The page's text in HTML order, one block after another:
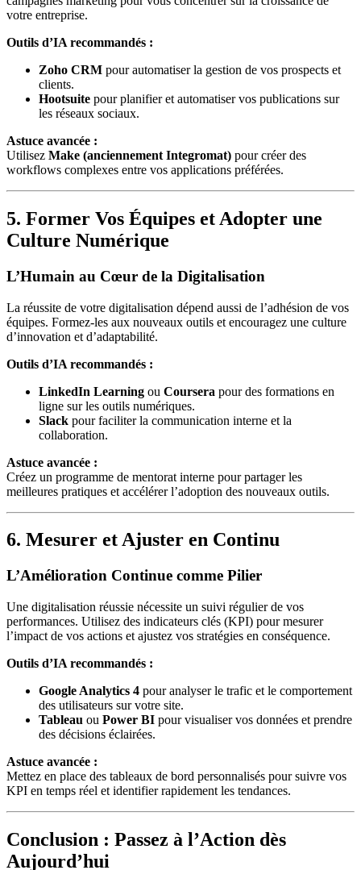
votre entreprise.
Outils d’IA recommandés :
Zoho CRM pour automatiser la gestion de vos prospects et
clients.
Hootsuite pour planifier et automatiser vos publications sur
les réseaux sociaux.
Astuce avancée :
Utilisez Make (anciennement Integromat) pour créer des
workflows complexes entre vos applications préférées.
5. Former Vos Équipes et Adopter une
Culture Numérique
L’Humain au Cœur de la Digitalisation
La réussite de votre digitalisation dépend aussi de l’adhésion de vos
équipes. Formez-les aux nouveaux outils et encouragez une culture
d’innovation et d’adaptabilité.
Outils d’IA recommandés :
LinkedIn Learning ou Coursera pour des formations en
ligne sur les outils numériques.
Slack pour faciliter la communication interne et la
collaboration.
Astuce avancée :
Créez un programme de mentorat interne pour partager les
meilleures pratiques et accélérer l’adoption des nouveaux outils.
6. Mesurer et Ajuster en Continu
L’Amélioration Continue comme Pilier
Une digitalisation réussie nécessite un suivi régulier de vos
performances. Utilisez des indicateurs clés (KPI) pour mesurer
l’impact de vos actions et ajustez vos stratégies en conséquence.
Outils d’IA recommandés :
Google Analytics 4 pour analyser le trafic et le comportement
des utilisateurs sur votre site.
Tableau ou Power BI pour visualiser vos données et prendre
des décisions éclairées.
Astuce avancée :
Mettez en place des tableaux de bord personnalisés pour suivre vos
KPI en temps réel et identifier rapidement les tendances.
Conclusion : Passez à l’Action dès
Aujourd’hui